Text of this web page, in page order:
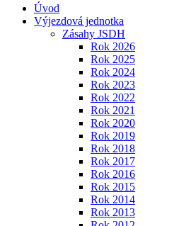
Úvod
Výjezdová jednotka
Zásahy JSDH
Rok 2026
Rok 2025
Rok 2024
Rok 2023
Rok 2022
Rok 2021
Rok 2020
Rok 2019
Rok 2018
Rok 2017
Rok 2016
Rok 2015
Rok 2014
Rok 2013